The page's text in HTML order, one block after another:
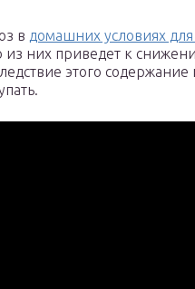
в домашних условиях
них приведет к
этого